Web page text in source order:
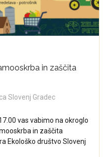
in zaščita
Slovenj Gradec
vas vabimo na okroglo
in zaščita
Ekološko društvo Slovenj